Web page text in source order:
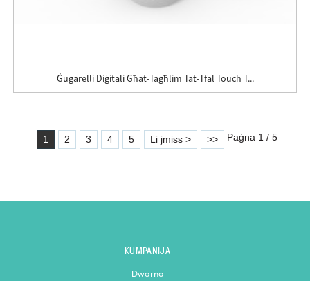
Ġugarelli Diġitali Għat-Tagħlim Tat-Tfal Touch T...
1 2 3 4 5 Li jmiss > >> Paġna 1 / 5
KUMPANIJA
Dwarna